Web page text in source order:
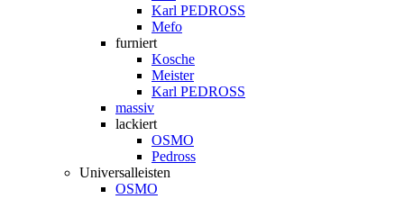
Karl PEDROSS
Mefo
furniert
Kosche
Meister
Karl PEDROSS
massiv
lackiert
OSMO
Pedross
Universalleisten
OSMO